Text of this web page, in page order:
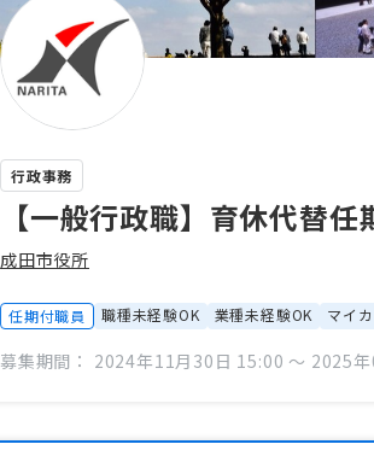
行政事務
【一般行政職】育休代替
成田市役所
任期付職員 職種未経験OK 業種未経験OK マイ
募集期間： 2024年11月30日 15:00 〜 2025